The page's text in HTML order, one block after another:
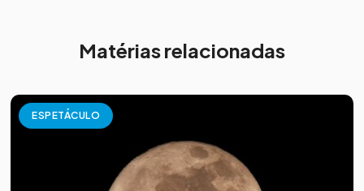
Matérias relacionadas
ESPETÁCULO